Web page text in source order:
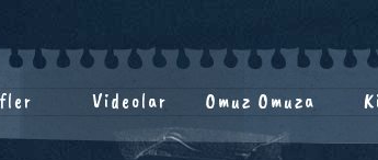
Videolar Omuz Omuza